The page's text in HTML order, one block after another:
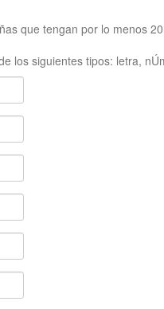
que tengan por lo menos
los siguientes tipos: letra,